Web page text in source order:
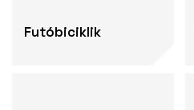
Futóbiciklik